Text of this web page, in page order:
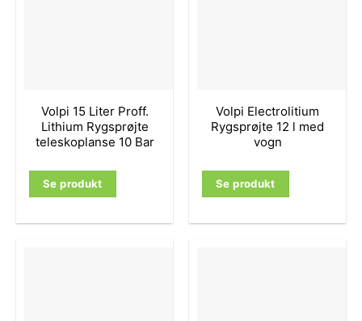
Volpi 15 Liter Proff.
Lithium Rygsprøjte
teleskoplanse 10 Bar
Se produkt
Volpi Electrolitium
Rygsprøjte 12 l med
vogn
Se produkt